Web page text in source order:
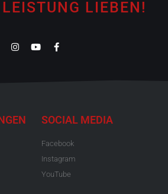
LIEBEN!
SOCIAL MEDIA
Facebook
Instagram
YouTube